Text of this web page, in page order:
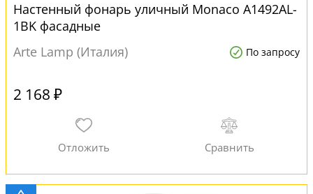
Настенный фонарь уличный Monaco A1492AL-
1BK фасадные
Arte Lamp (Италия)
По запросу
2 168 ₽